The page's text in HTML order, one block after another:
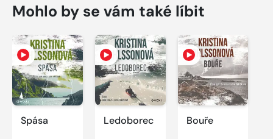
Mohlo by se vám také líbit
Spása Ledoborec Bouře